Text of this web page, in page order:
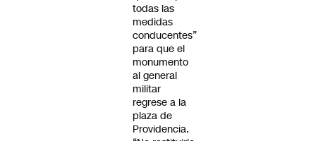
todas las
medidas
conducentes”
para que el
monumento
al general
militar
regrese a la
plaza de
Providencia.